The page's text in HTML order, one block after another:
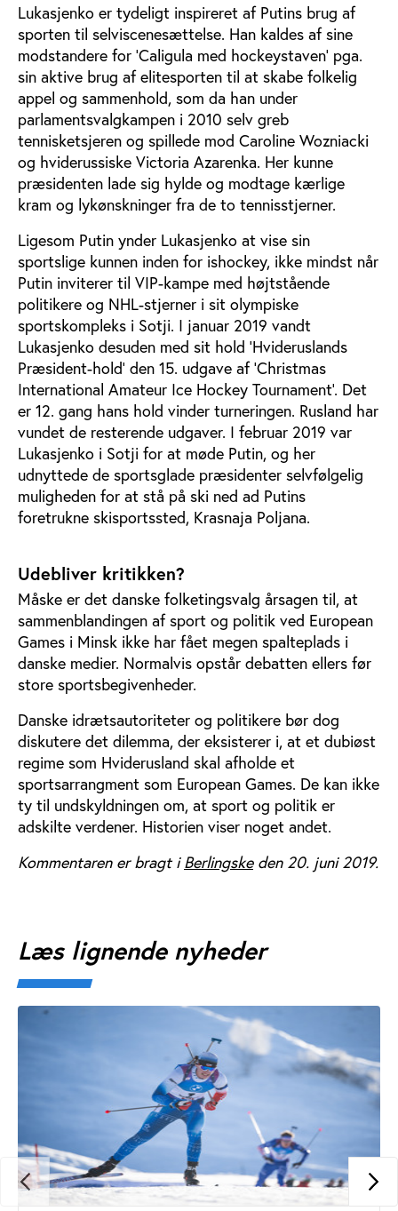
Lukasjenko er tydeligt inspireret af Putins brug af
sporten til selviscenesættelse. Han kaldes af sine
modstandere for ’Caligula med hockeystaven’ pga.
sin aktive brug af elitesporten til at skabe folkelig
appel og sammenhold, som da han under
parlamentsvalgkampen i 2010 selv greb
tennisketsjeren og spillede mod Caroline Wozniacki
og hviderussiske Victoria Azarenka. Her kunne
præsidenten lade sig hylde og modtage kærlige
kram og lykønskninger fra de to tennisstjerner.
Ligesom Putin ynder Lukasjenko at vise sin
sportslige kunnen inden for ishockey, ikke mindst når
Putin inviterer til VIP-kampe med højtstående
politikere og NHL-stjerner i sit olympiske
sportskompleks i Sotji. I januar 2019 vandt
Lukasjenko desuden med sit hold ’Hvideruslands
Præsident-hold’ den 15. udgave af ’Christmas
International Amateur Ice Hockey Tournament’. Det
er 12. gang hans hold vinder turneringen. Rusland har
vundet de resterende udgaver. I februar 2019 var
Lukasjenko i Sotji for at møde Putin, og her
udnyttede de sportsglade præsidenter selvfølgelig
muligheden for at stå på ski ned ad Putins
foretrukne skisportssted, Krasnaja Poljana.
Udebliver kritikken?
Måske er det danske folketingsvalg årsagen til, at
sammenblandingen af sport og politik ved European
Games i Minsk ikke har fået megen spalteplads i
danske medier. Normalvis opstår debatten ellers før
store sportsbegivenheder.
Danske idrætsautoriteter og politikere bør dog
diskutere det dilemma, der eksisterer i, at et dubiøst
regime som Hviderusland skal afholde et
sportsarrangment som European Games. De kan ikke
ty til undskyldningen om, at sport og politik er
adskilte verdener. Historien viser noget andet.
Kommentaren er bragt iBerlingskeden 20. juni 2019.
Læs lignende nyheder